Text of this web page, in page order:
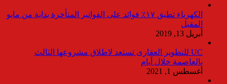
الكهرباء تطبق ١٧٪ فوائد على الفواتير المتأخرة بداية من مايو
المقبل
أبريل 13, 2019
UC للتطوير العقارى تستعد لاطلاق مشروعها الثالث
بالعاصمة خلال أيام
أغسطس 1, 2021